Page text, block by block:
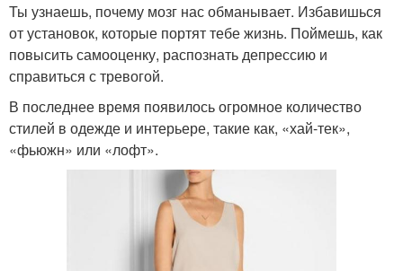
Ты узнаешь, почему мозг нас обманывает. Избавишься
от установок, которые портят тебе жизнь. Поймешь, как
повысить самооценку, распознать депрессию и
справиться с тревогой.
В последнее время появилось огромное количество
стилей в одежде и интерьере, такие как, «хай-тек»,
«фьюжн» или «лофт».